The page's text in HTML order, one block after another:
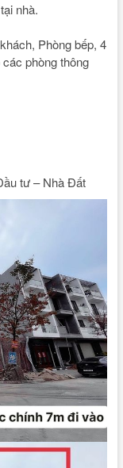
NẴNG –
CẦN
Bất
Sản
Online
| NEU
HOME
nhà.
Phòng bếp, 4
phòng thông
tư – Nhà Đất